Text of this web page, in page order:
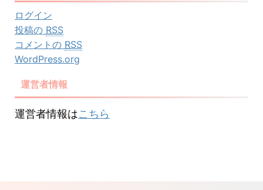
ログイン
投稿の RSS
コメントの RSS
WordPress.org
運営者情報
運営者情報はこちら